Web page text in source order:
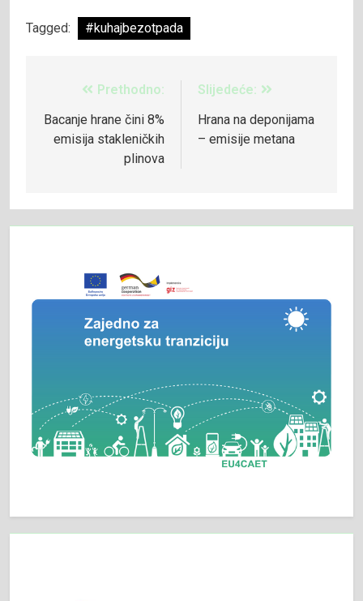
Tagged: #kuhajbezotpada
Prethodno:
Bacanje hrane čini 8%
emisija stakleničkih
plinova
Slijedeće:
Hrana na deponijama
– emisije metana